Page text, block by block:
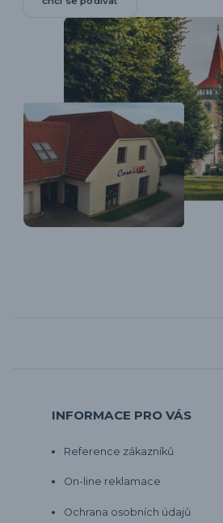
INFORMACE PRO VÁS
Reference zákazníků
On-line reklamace
Ochrana osobních údajů